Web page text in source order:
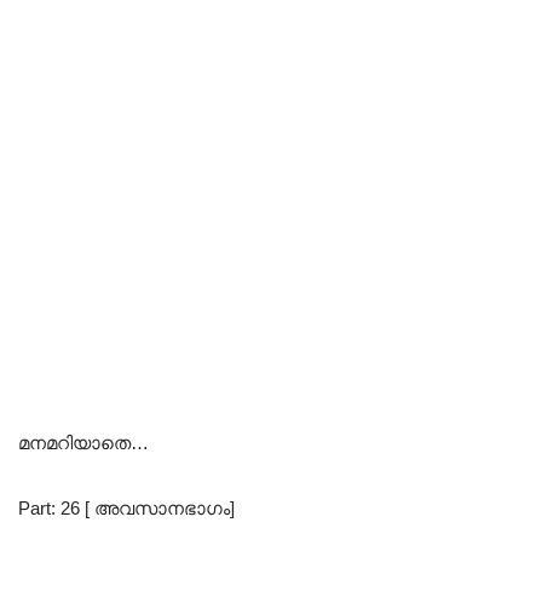
മനമറിയാതെ…
Part: 26 [ അവസാനഭാഗം]